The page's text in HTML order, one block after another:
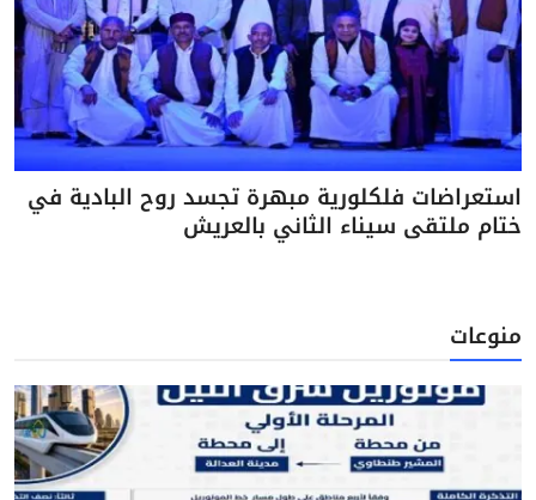
استعراضات فلكلورية مبهرة تجسد روح البادية في
ختام ملتقى سيناء الثاني بالعريش
منوعات